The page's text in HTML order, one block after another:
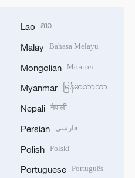
Lao ລາວ
Malay Bahasa Melayu
Mongolian Монгол
Myanmar မြန်မာဘာသာ
Nepali नेपाली
Persian فارسی
Polish Polski
Portuguese Português